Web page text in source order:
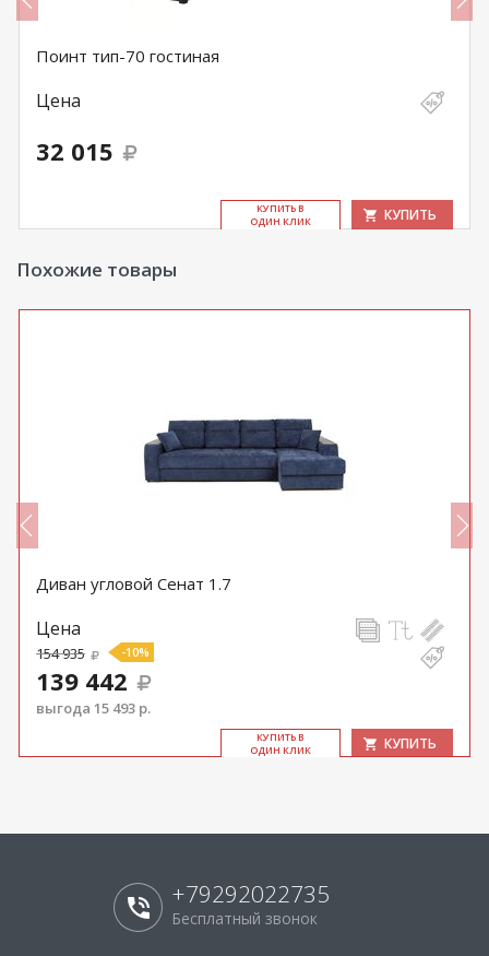
Поинт тип-70 гостиная
Цена
32 015
КУ­ПИТЬ В
ОДИН КЛИК
КУПИТЬ
Похожие товары
Диван угловой Сенат 1.7
Цена
154 935 -10%
139 442
выгода 15 493 р.
КУ­ПИТЬ В
ОДИН КЛИК
КУПИТЬ
+79292022735
Бесплатный звонок